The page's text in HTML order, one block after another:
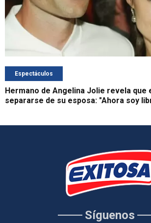
Espectáculos
Hermano de Angelina Jolie revela que
separarse de su esposa: "Ahora soy
Síguenos